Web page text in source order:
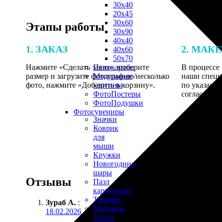
30х40
20х45
30х60
30х90
40х40
40х60
50х70
Пенокартон
Модульные
картины
ФотоПостеры
ФотоПодушки
Фотоcувениры
Значки
Коврик
для
мыши
Кружки
Новогодние
шары
Пазл
картонный
Тарелки
Магниты
Пазлы
Этапы работы
1. ЗАКАЗ
Нажмите «Сделать заказ», выберите
размер и загрузите фотографию/несколько
фото, нажмите «Добавить в корзину».
2.
В процессе
наши
по
Отзывы
Зураб А. :
18.02.2026